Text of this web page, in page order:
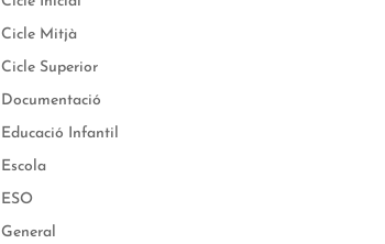
Cicle Mitjà
Cicle Superior
Documentació
Educació Infantil
Escola
ESO
General